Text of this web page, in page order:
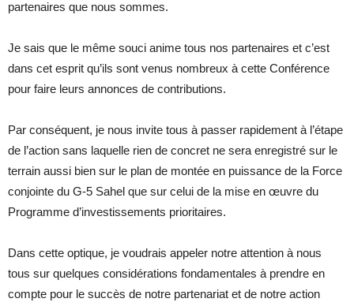
partenaires que nous sommes.
Je sais que le même souci anime tous nos partenaires et c’est
dans cet esprit qu’ils sont venus nombreux à cette Conférence
pour faire leurs annonces de contributions.
Par conséquent, je nous invite tous à passer rapidement à l’étape
de l’action sans laquelle rien de concret ne sera enregistré sur le
terrain aussi bien sur le plan de montée en puissance de la Force
conjointe du G-5 Sahel que sur celui de la mise en œuvre du
Programme d’investissements prioritaires.
Dans cette optique, je voudrais appeler notre attention à nous
tous sur quelques considérations fondamentales à prendre en
compte pour le succès de notre partenariat et de notre action